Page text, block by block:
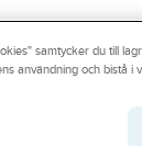
samtycker du till
användning och bistå i